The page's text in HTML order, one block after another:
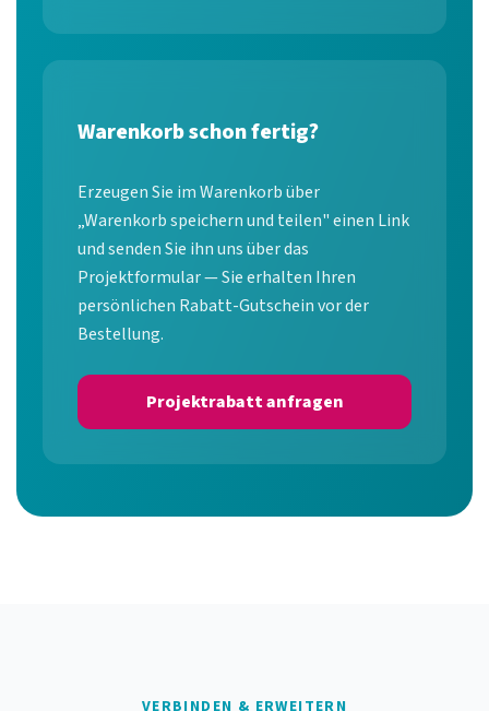
Warenkorb schon fertig?
Erzeugen Sie im Warenkorb über
„Warenkorb speichern und teilen" einen Link
und senden Sie ihn uns über das
Projektformular — Sie erhalten Ihren
persönlichen Rabatt-Gutschein vor der
Bestellung.
Projektrabatt anfragen